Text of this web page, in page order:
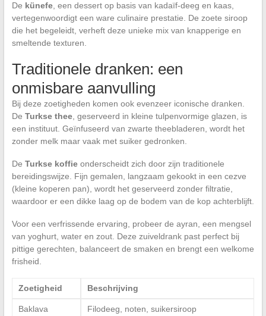
De künefe, een dessert op basis van kadaïf-deeg en kaas,
vertegenwoordigt een ware culinaire prestatie. De zoete siroop
die het begeleidt, verheft deze unieke mix van knapperige en
smeltende texturen.
Traditionele dranken: een
onmisbare aanvulling
Bij deze zoetigheden komen ook evenzeer iconische dranken.
De Turkse thee, geserveerd in kleine tulpenvormige glazen, is
een instituut. Geïnfuseerd van zwarte theebladeren, wordt het
zonder melk maar vaak met suiker gedronken.
De Turkse koffieonderscheidt zich door zijn traditionele
bereidingswijze. Fijn gemalen, langzaam gekookt in een cezve
(kleine koperen pan), wordt het geserveerd zonder filtratie,
waardoor er een dikke laag op de bodem van de kop achterblijft.
Voor een verfrissende ervaring, probeer de ayran, een mengsel
van yoghurt, water en zout. Deze zuiveldrank past perfect bij
pittige gerechten, balanceert de smaken en brengt een welkome
frisheid.
Zoetigheid Beschrijving
Baklava Filodeeg, noten, suikersiroop